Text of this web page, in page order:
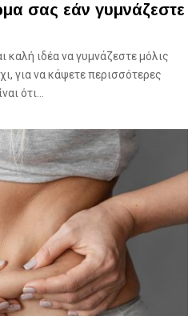
σας εάν γυμνάζεστε
καλή ιδέα να γυμνάζεστε μόλις
για να κάψετε περισσότερες
ότι...